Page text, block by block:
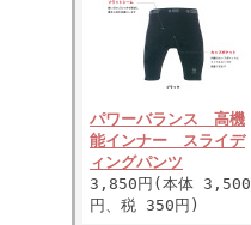
パワーバランス 高機
能インナー スライデ
ィングパンツ
3,850円(本体 3,500
円、税 350円)